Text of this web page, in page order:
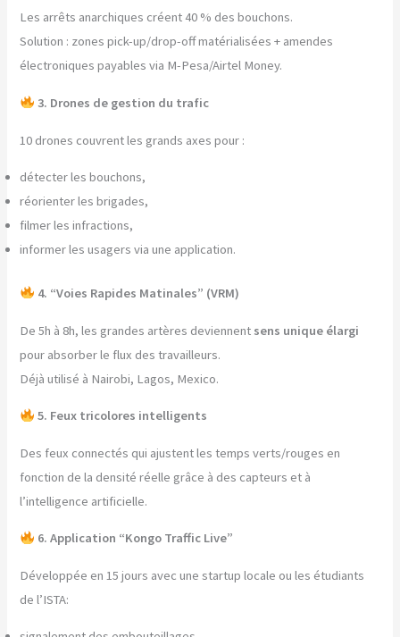
Les arrêts anarchiques créent 40 % des bouchons.
Solution : zones pick-up/drop-off matérialisées + amendes
électroniques payables via M-Pesa/Airtel Money.
3. Drones de gestion du trafic
10 drones couvrent les grands axes pour :
détecter les bouchons,
réorienter les brigades,
filmer les infractions,
informer les usagers via une application.
4. “Voies Rapides Matinales” (VRM)
De 5h à 8h, les grandes artères deviennent sens unique élargi
pour absorber le flux des travailleurs.
Déjà utilisé à Nairobi, Lagos, Mexico.
5. Feux tricolores intelligents
Des feux connectés qui ajustent les temps verts/rouges en
fonction de la densité réelle grâce à des capteurs et à
l’intelligence artificielle.
6. Application “Kongo Traffic Live”
Développée en 15 jours avec une startup locale ou les étudiants
de l’ISTA: